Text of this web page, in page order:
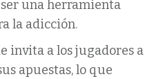
una herramienta
la adicción.
invita a los jugadores a
apuestas, lo que